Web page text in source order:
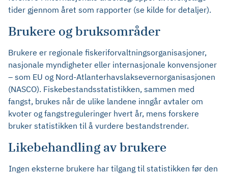
tider gjennom året som rapporter (se kilde for detaljer).
Brukere og bruksområder
Brukere er regionale fiskeriforvaltningsorganisasjoner,
nasjonale myndigheter eller internasjonale konvensjoner
– som EU og Nord-Atlanterhavslaksevernorganisasjonen
(NASCO). Fiskebestandsstatistikken, sammen med
fangst, brukes når de ulike landene inngår avtaler om
kvoter og fangstreguleringer hvert år, mens forskere
bruker statistikken til å vurdere bestandstrender.
Likebehandling av brukere
Ingen eksterne brukere har tilgang til statistikken før den